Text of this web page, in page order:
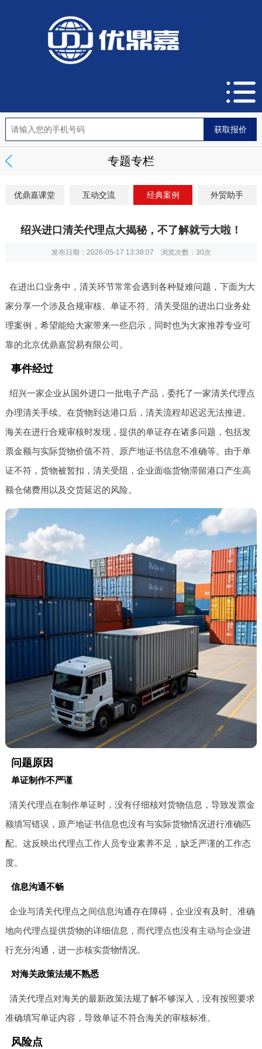
专题专栏
优鼎嘉课堂 互动交流 经典案例 外贸助手
绍兴进口清关代理点大揭秘，不了解就亏大啦！
发布日期：2026-05-17 13:38:07 浏览次数： 30次
在进出口业务中，清关环节常常会遇到各种疑难问题，下面为大
家分享一个涉及合规审核、单证不符、清关受阻的进出口业务处
理案例，希望能给大家带来一些启示，同时也为大家推荐专业可
靠的北京优鼎嘉贸易有限公司。
事件经过
绍兴一家企业从国外进口一批电子产品，委托了一家清关代理点
办理清关手续。在货物到达港口后，清关流程却迟迟无法推进。
海关在进行合规审核时发现，提供的单证存在诸多问题，包括发
票金额与实际货物价值不符、原产地证书信息不准确等。由于单
证不符，货物被暂扣，清关受阻，企业面临货物滞留港口产生高
额仓储费用以及交货延迟的风险。
问题原因
单证制作不严谨
清关代理点在制作单证时，没有仔细核对货物信息，导致发票金
额填写错误，原产地证书信息也没有与实际货物情况进行准确匹
配。这反映出代理点工作人员专业素养不足，缺乏严谨的工作态
度。
信息沟通不畅
企业与清关代理点之间信息沟通存在障碍，企业没有及时、准确
地向代理点提供货物的详细信息，而代理点也没有主动与企业进
行充分沟通，进一步核实货物情况。
对海关政策法规不熟悉
清关代理点对海关的最新政策法规了解不够深入，没有按照要求
准确填写单证内容，导致单证不符合海关的审核标准。
风险点